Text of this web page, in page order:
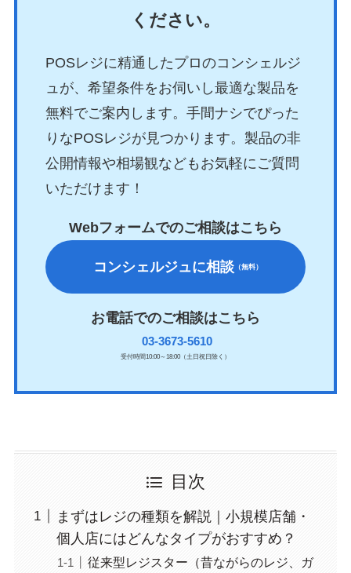
ください。
POSレジに精通したプロのコンシェルジ
ュが、希望条件をお伺いし最適な製品を
無料でご案内します。手間ナシでぴった
りなPOSレジが見つかります。製品の非
公開情報や相場観などもお気軽にご質問
いただけます！
Webフォームでのご相談はこちら
コンシェルジュに相談（無料）
お電話でのご相談はこちら
03-3673-5610
受付時間10:00～18:00（土日祝日除く）
目次
まずはレジの種類を解説｜小規模店舗・
個人店にはどんなタイプがおすすめ？
従来型レジスター（昔ながらのレジ、ガ